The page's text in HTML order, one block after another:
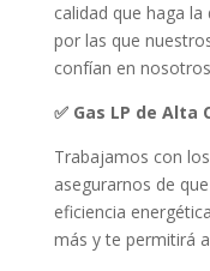
calidad que haga
por las que
confían en
✅ Gas LP de Alta
Trabajamos con
asegurarnos de
eficiencia
más y te permitirá